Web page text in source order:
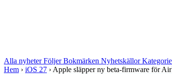
Alla nyheterFöljerBokmärken Nyhetskällor
Hem › iOS 27 › Apple släpper ny beta-firmware för